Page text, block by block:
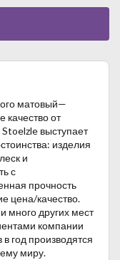
матовый—
от
выступает
изделия
и
с
прочность
цена/качество.
много других мест
компании
год производятся
миру.